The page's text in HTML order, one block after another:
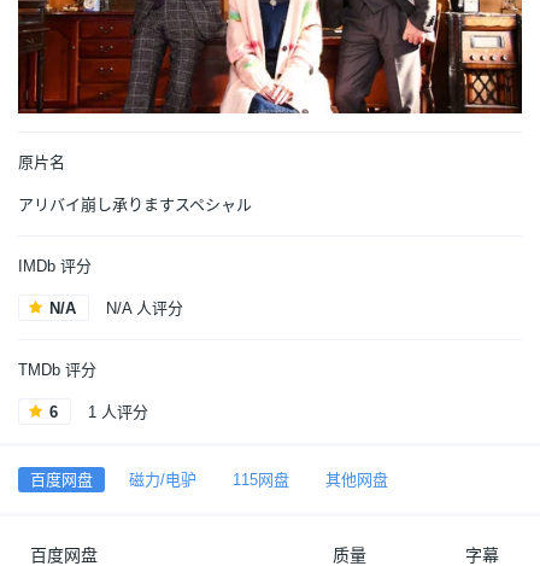
原片名
アリバイ崩し承りますスペシャル
IMDb 评分
N/A N/A 人评分
TMDb 评分
6 1 人评分
百度网盘 磁力/电驴 115网盘 其他网盘
百度网盘 质量 字幕